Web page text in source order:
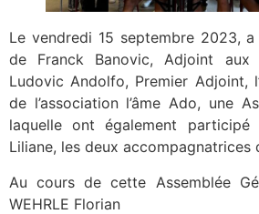
Le vendredi 15 septembre 2023,
de Franck Banovic, Adjoint
Ludovic Andolfo, Premier Adjoint,
de l’association l’âme Ado, une
laquelle ont également
Liliane, les deux accompagnatrices
Au cours de cette Assemblée
WEHRLE Florian